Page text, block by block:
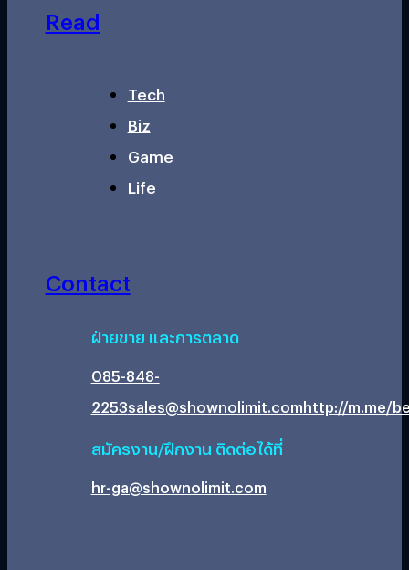
Read
Tech
Biz
Game
Life
Contact
ฝ่ายขาย และการตลาด
085-848-
2253sales@shownolimit.comhttp://m.me/
สมัครงาน/ฝึกงาน ติดต่อได้ที่
hr-ga@shownolimit.com